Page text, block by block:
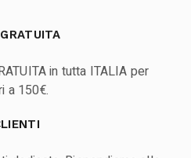
in tutta ITALIA per
a 150€.